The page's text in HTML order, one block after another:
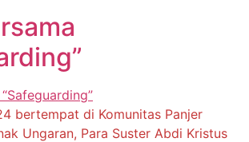
bertempat di Komunitas Panjer
Ungaran, Para Suster Abdi Kristus